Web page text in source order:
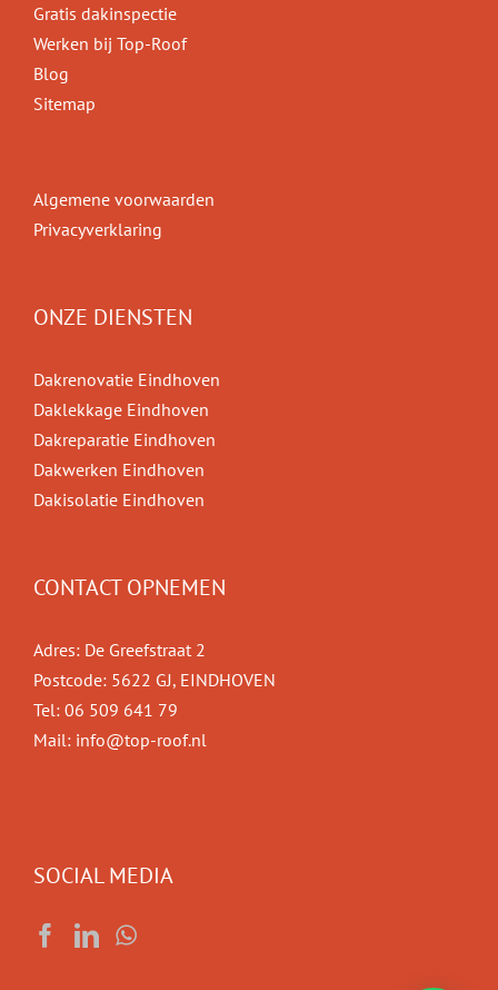
Gratis dakinspectie
Werken bij Top-Roof
Blog
Sitemap
Algemene voorwaarden
Privacyverklaring
ONZE DIENSTEN
Dakrenovatie Eindhoven
Daklekkage Eindhoven
Dakreparatie Eindhoven
Dakwerken Eindhoven
Dakisolatie Eindhoven
CONTACT OPNEMEN
Adres: De Greefstraat 2
Postcode: 5622 GJ, EINDHOVEN
Tel: 06 509 641 79
Mail: info@top-roof.nl
SOCIAL MEDIA